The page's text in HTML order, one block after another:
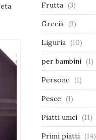
Frutta (3)
Grecia (3)
Liguria (10)
per bambini (1)
Persone (1)
Pesce (1)
Piatti unici (11)
Primi piatti (14)